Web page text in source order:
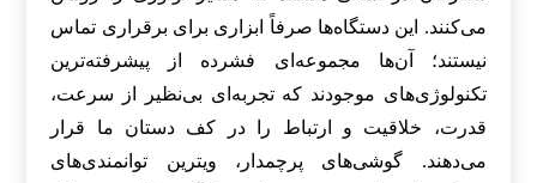
می‌کنند. این دستگاه‌ها صرفاً ابزاری برای برقراری تماس
نیستند؛ آن‌ها مجموعه‌ای فشرده از پیشرفته‌ترین
تکنولوژی‌های موجودند که تجربه‌ای بی‌نظیر از سرعت،
قدرت، خلاقیت و ارتباط را در کف دستان ما قرار
می‌دهند. گوشی‌های پرچمدار، ویترین توانمندی‌های